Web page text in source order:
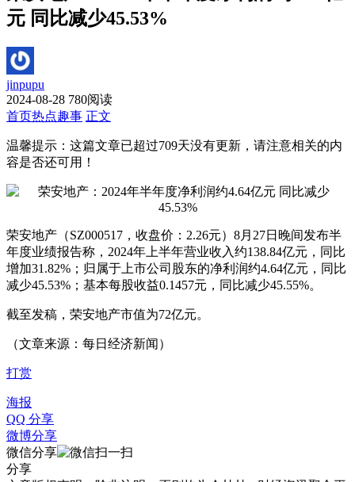
元 同比减少45.53%
jinpupu
2024-08-28 780阅读
首页热点趣事 正文
温馨提示：这篇文章已超过709天没有更新，请注意相关的内
容是否还可用！
荣安地产（SZ000517，收盘价：2.26元）8月27日晚间发布半
年度业绩报告称，2024年上半年营业收入约138.84亿元，同比
增加31.82%；归属于上市公司股东的净利润约4.64亿元，同比
减少45.53%；基本每股收益0.1457元，同比减少45.55%。
截至发稿，荣安地产市值为72亿元。
（文章来源：每日经济新闻）
打赏
海报
QQ 分享
微博分享
微信分享
分享